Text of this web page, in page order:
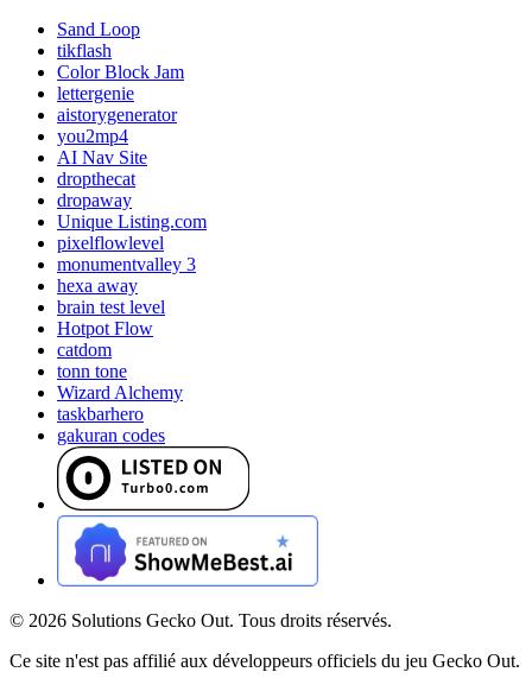
Sand Loop
tikflash
Color Block Jam
lettergenie
aistorygenerator
you2mp4
AI Nav Site
dropthecat
dropaway
Unique Listing.com
pixelflowlevel
monumentvalley 3
hexa away
brain test level
Hotpot Flow
catdom
tonn tone
Wizard Alchemy
taskbarhero
gakuran codes
© 2026 Solutions Gecko Out. Tous droits réservés.
Ce site n'est pas affilié aux développeurs officiels du jeu Gecko Out.